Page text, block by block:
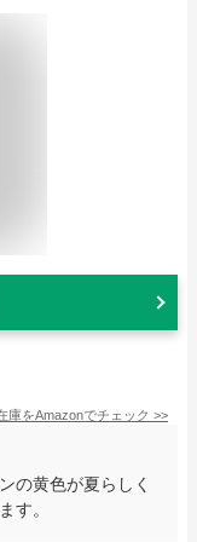
庫をAmazonでチェック >>
の黄色が夏らしく
す。